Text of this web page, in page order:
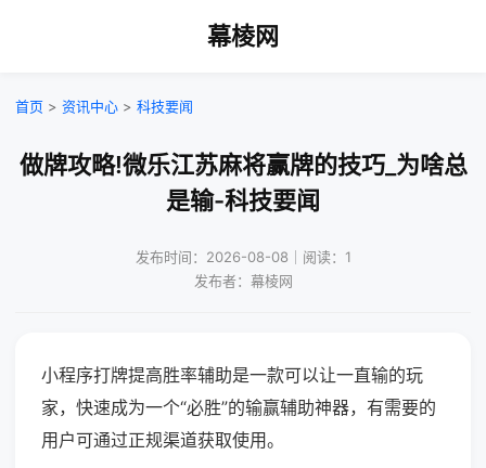
幕棱网
首页 > 资讯中心 > 科技要闻
做牌攻略!微乐江苏麻将赢牌的技巧_为啥总
是输-科技要闻
发布时间：2026-08-08｜阅读：1
发布者：幕棱网
小程序打牌提高胜率辅助是一款可以让一直输的玩
家，快速成为一个“必胜”的输赢辅助神器，有需要的
用户可通过正规渠道获取使用。